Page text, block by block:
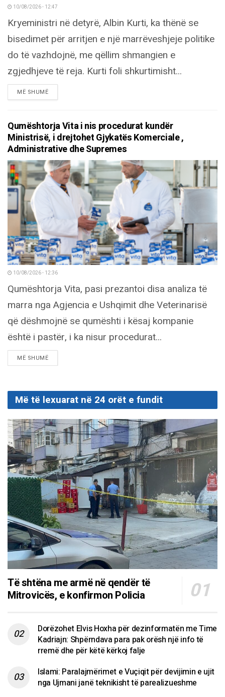
10/08/2026 - 12:47
Kryeministri në detyrë, Albin Kurti, ka thënë se
bisedimet për arritjen e një marrëveshjeje politike
do të vazhdojnë, me qëllim shmangien e
zgjedhjeve të reja. Kurti foli shkurtimisht...
MË SHUMËDETAILS
Qumështorja Vita i nis procedurat kundër
Ministrisë, i drejtohet Gjykatës Komerciale ,
Administrative dhe Supremes
10/08/2026 - 12:36
Qumështorja Vita, pasi prezantoi disa analiza të
marra nga Agjencia e Ushqimit dhe Veterinarisë
që dëshmojnë se qumështi i kësaj kompanie
është i pastër, i ka nisur procedurat...
MË SHUMËDETAILS
Më të lexuarat në 24 orët e fundit
Të shtëna me armë në qendër të
Mitrovicës, e konfirmon Policia
Dorëzohet Elvis Hoxha për dezinformatën me Time
Kadriajn: Shpërndava para pak orësh një info të
rremë dhe për këtë kërkoj falje
Islami: Paralajmërimet e Vuçiqit për devijimin e ujit
nga Ujmani janë teknikisht të parealizueshme